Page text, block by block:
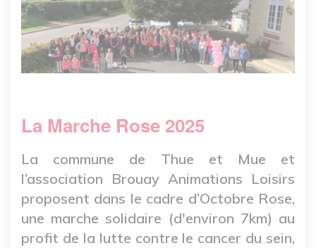
La Marche Rose 2025
La commune de Thue et Mue et
l’association Brouay Animations Loisirs
proposent dans le cadre d’Octobre Rose,
une marche solidaire (d'environ 7km) au
profit de la lutte contre le cancer du sein,